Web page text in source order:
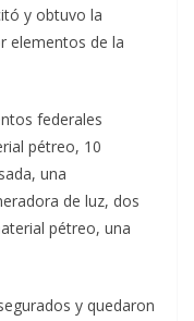
y obtuvo la
elementos de la
federales
pétreo, 10
una
de luz, dos
pétreo, una
y quedaron